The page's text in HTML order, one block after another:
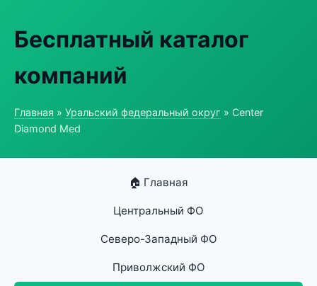
Бесплатный каталог
компаний
Главная » Уральский федеральный округ » Center
Diamond Med
🏠 Главная
Центральный ФО
Северо-Западный ФО
Приволжский ФО